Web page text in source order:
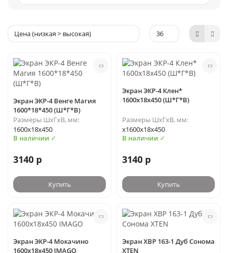
Экран ЭКР-4 Венге Магия
1600*18*450 (Ш*Г*В)
Размеры ШхГхВ, мм:
1600х18х450
В наличии ✓
3140 р
Купить
Экран ЭКР-4 Клен*
1600х18х450 (Ш*Г*В)
Размеры ШхГхВ, мм:
х1600х18х450
В наличии ✓
3140 р
Купить
Экран ЭКР-4 Мокачино
1600х18х450 IMAGO
Экран XBP 163-1 Дуб Сонома
XTEN